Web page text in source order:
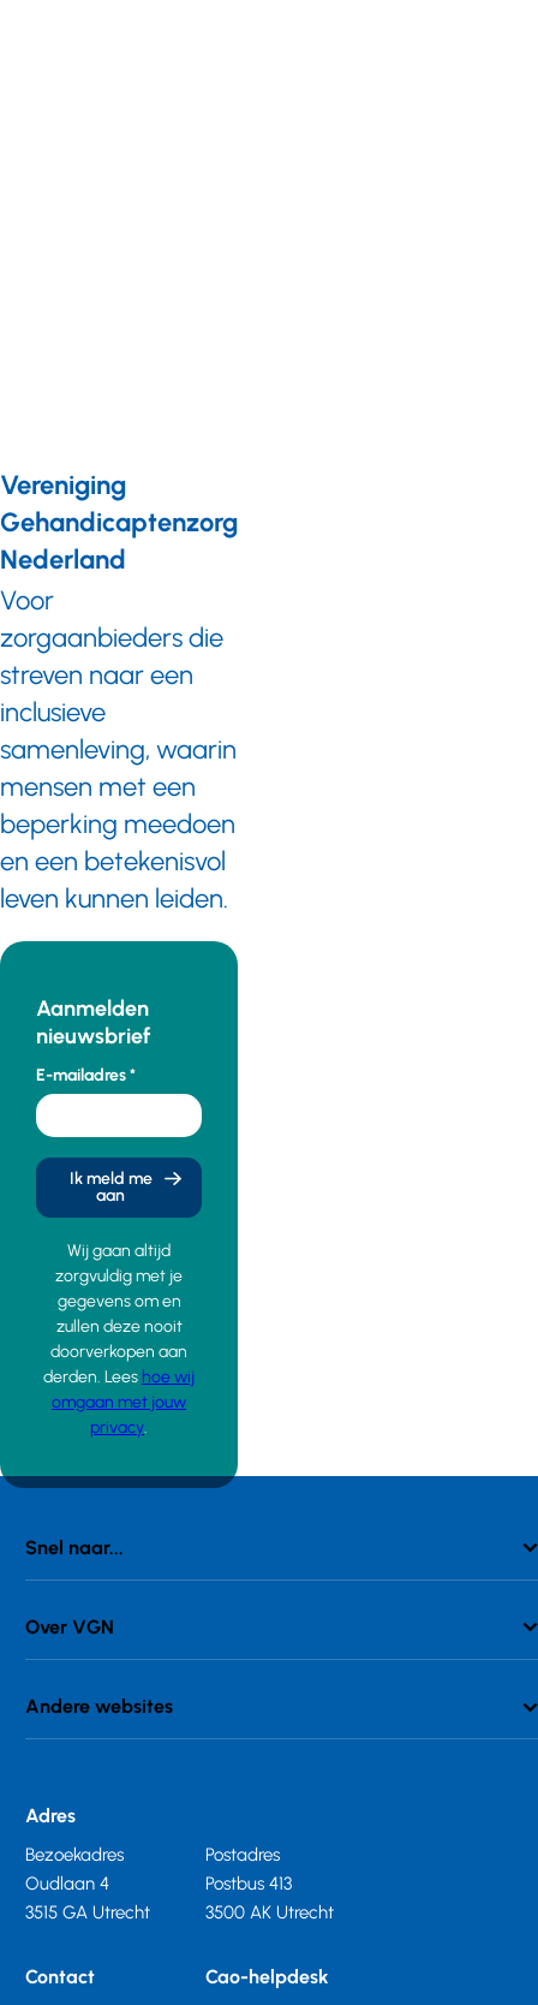
Vereniging
Gehandicaptenzorg
Nederland
Voor
zorgaanbieders die
streven naar een
inclusieve
samenleving, waarin
mensen met een
beperking meedoen
en een betekenisvol
leven kunnen leiden.
Aanmelden
nieuwsbrief
E-mailadres
Ik meld me
aan
Wij gaan altijd
zorgvuldig met je
gegevens om en
zullen deze nooit
doorverkopen aan
derden. Lees hoe wij
omgaan met jouw
privacy.
Snel naar...
Over VGN
Andere websites
Adres
Bezoekadres
Oudlaan 4
3515 GA Utrecht
Postadres
Postbus 413
3500 AK Utrecht
Contact Cao-helpdesk